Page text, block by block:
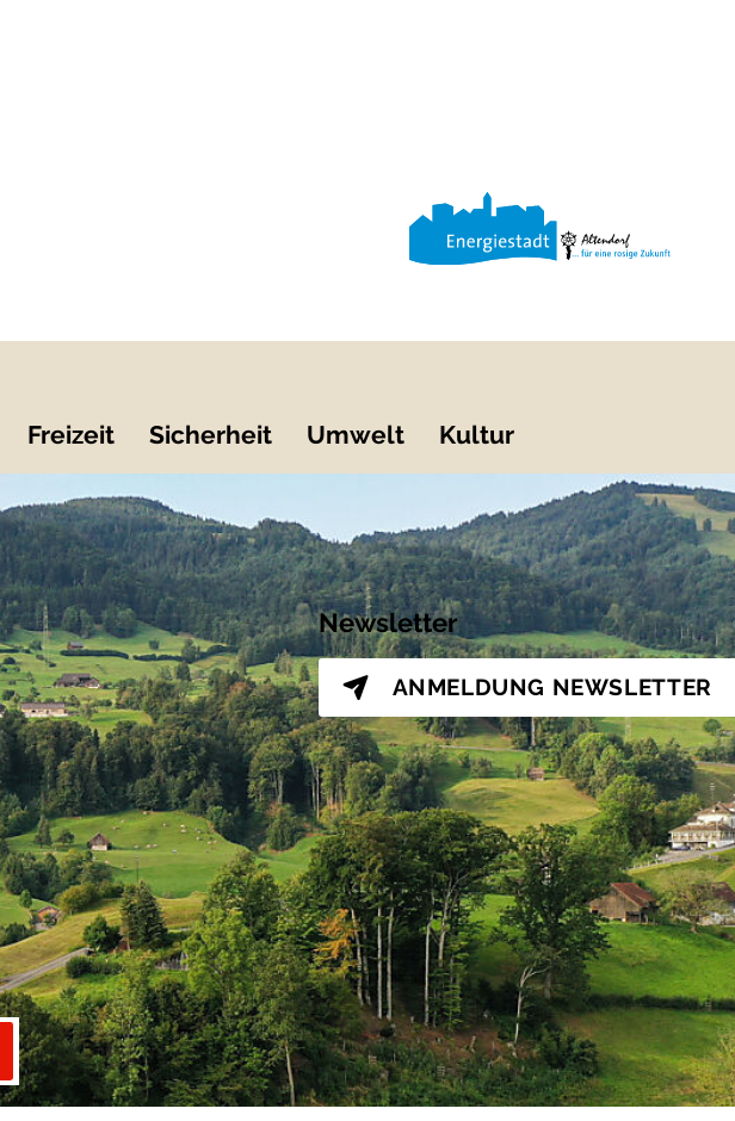
Freizeit Sicherheit Umwelt Kultur
Newsletter
ANMELDUNG NEWSLETTER